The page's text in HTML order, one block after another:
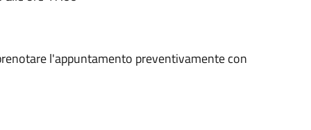
l'appuntamento preventivamente con